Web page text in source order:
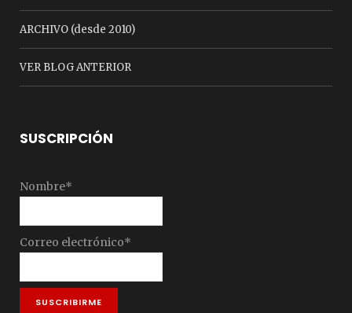
ARCHIVO (desde 2010)
VER BLOG ANTERIOR
SUSCRIPCIÓN
Nombre*
Correo electrónico*